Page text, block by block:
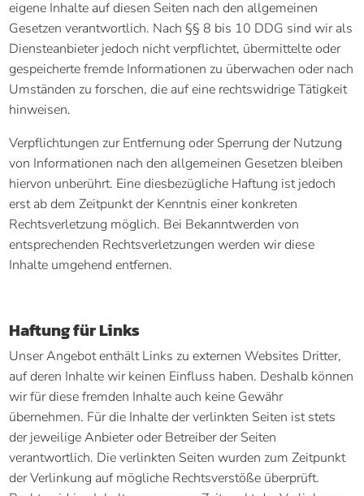
eigene Inhalte auf diesen Seiten nach den allgemeinen
Gesetzen verantwortlich. Nach §§ 8 bis 10 DDG sind wir als
Diensteanbieter jedoch nicht verpflichtet, übermittelte oder
gespeicherte fremde Informationen zu überwachen oder nach
Umständen zu forschen, die auf eine rechtswidrige Tätigkeit
hinweisen.
Verpflichtungen zur Entfernung oder Sperrung der Nutzung
von Informationen nach den allgemeinen Gesetzen bleiben
hiervon unberührt. Eine diesbezügliche Haftung ist jedoch
erst ab dem Zeitpunkt der Kenntnis einer konkreten
Rechtsverletzung möglich. Bei Bekanntwerden von
entsprechenden Rechtsverletzungen werden wir diese
Inhalte umgehend entfernen.
Haftung für Links
Unser Angebot enthält Links zu externen Websites Dritter,
auf deren Inhalte wir keinen Einfluss haben. Deshalb können
wir für diese fremden Inhalte auch keine Gewähr
übernehmen. Für die Inhalte der verlinkten Seiten ist stets
der jeweilige Anbieter oder Betreiber der Seiten
verantwortlich. Die verlinkten Seiten wurden zum Zeitpunkt
der Verlinkung auf mögliche Rechtsverstöße überprüft.